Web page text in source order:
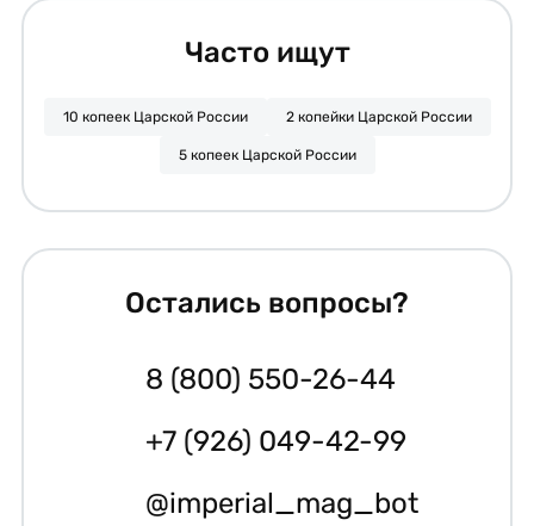
Часто ищут
10 копеек Царской России 2 копейки Царской России
5 копеек Царской России
Остались вопросы?
8 (800) 550-26-44
+7 (926) 049-42-99
@imperial_mag_bot